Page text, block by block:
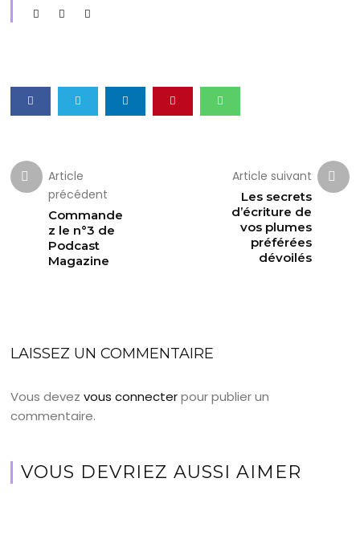
Article
précédent
Commande
z le n°3 de
Podcast
Magazine
Article suivant
Les secrets
d’écriture de
vos plumes
préférées
dévoilés
LAISSEZ UN COMMENTAIRE
Vous devezvous connecterpour publier un
commentaire.
VOUS DEVRIEZ AUSSI AIMER